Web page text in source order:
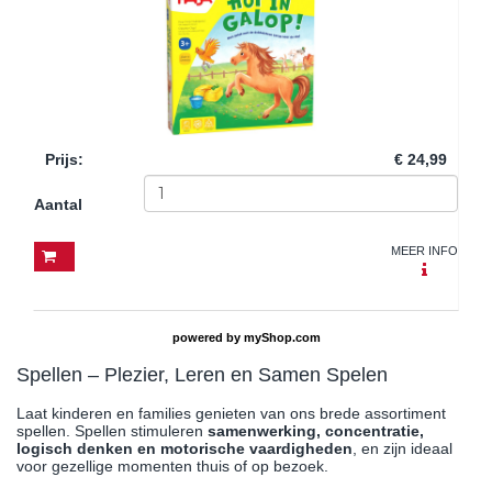
Prijs: € 24,99
Aantal
MEER INFO
powered by myShop.com
Spellen – Plezier, Leren en Samen Spelen
Laat kinderen en families genieten van ons brede assortiment
spellen. Spellen stimuleren samenwerking, concentratie,
logisch denken en motorische vaardigheden, en zijn ideaal
voor gezellige momenten thuis of op bezoek.